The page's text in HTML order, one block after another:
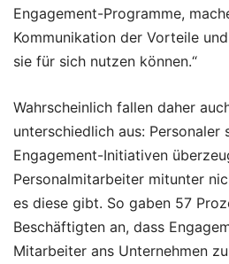
Engagement-Programme,
Kommunikation der Vorteile
sie für sich nutzen können.“
Wahrscheinlich fallen daher
unterschiedlich aus:
Engagement-Initiativen
Personalmitarbeiter mitunter
es diese gibt. So gaben 57
Beschäftigten an, dass
Mitarbeiter ans Unternehmen